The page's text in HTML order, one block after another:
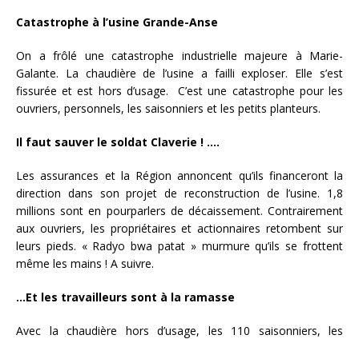
Catastrophe à l’usine Grande-Anse
On a frôlé une catastrophe industrielle majeure à Marie-
Galante. La chaudière de l’usine a failli exploser. Elle s’est
fissurée et est hors d’usage. C’est une catastrophe pour les
ouvriers, personnels, les saisonniers et les petits planteurs.
Il faut sauver le soldat Claverie ! ….
Les assurances et la Région annoncent qu’ils financeront la
direction dans son projet de reconstruction de l’usine. 1,8
millions sont en pourparlers de décaissement. Contrairement
aux ouvriers, les propriétaires et actionnaires retombent sur
leurs pieds. « Radyo bwa patat » murmure qu’ils se frottent
même les mains ! A suivre.
…Et les travailleurs sont à la ramasse
Avec la chaudière hors d’usage, les 110 saisonniers, les